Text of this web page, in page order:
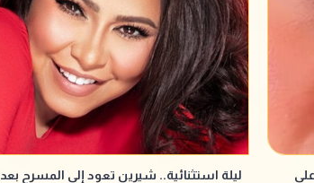
ليلة استثنائية.. شيرين تعود إلى المسرح بعد